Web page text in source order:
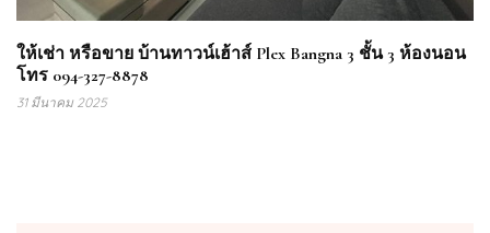
ให้เช่า หรือขาย บ้านทาวน์เฮ้าส์ Plex Bangna 3 ชั้น 3 ห้องนอน
โทร 094-327-8878
31 มีนาคม 2025